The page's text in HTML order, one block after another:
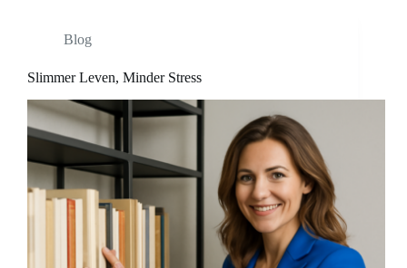
Blog
Slimmer Leven, Minder Stress